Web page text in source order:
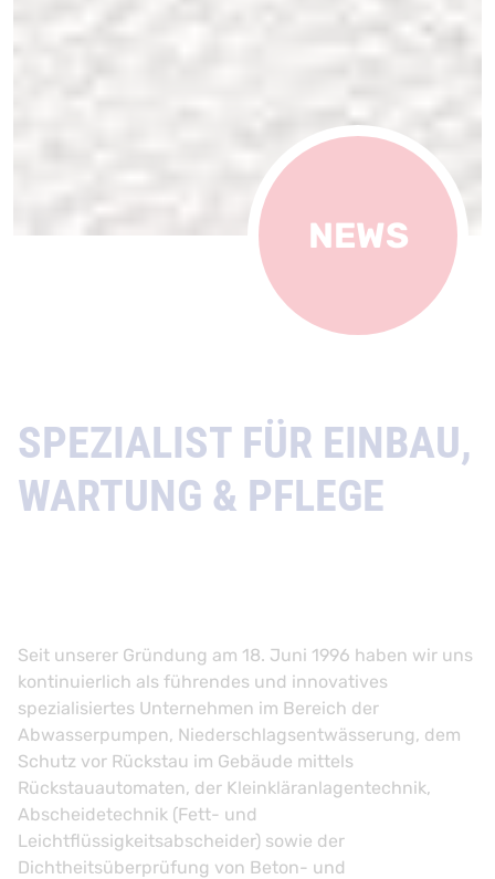
NEWS
SPEZIALIST FÜR EINBAU,
WARTUNG & PFLEGE
Seit unserer Gründung am 18. Juni 1996 haben wir uns
kontinuierlich als führendes und innovatives
spezialisiertes Unternehmen im Bereich der
Abwasserpumpen, Niederschlagsentwässerung, dem
Schutz vor Rückstau im Gebäude mittels
Rückstauautomaten, der Kleinkläranlagentechnik,
Abscheidetechnik (Fett- und
Leichtflüssigkeitsabscheider) sowie der
Dichtheitsüberprüfung von Beton- und